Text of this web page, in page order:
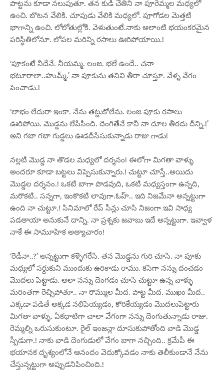
పొట్టను కూడా నలుపుతూ. తన కుడి చేతిని నా పూరెమ్మల మధ్యలో
ఉంచి. బొటన వేలికి. చూపుడు వేలికి మధ్యలో. పూగోడల మెత్తటి
భాగాన్ని ఉంచి. లోలోతుల్లోకి. వెళుతుంటే.నాకు అలాంటి భయంకరమైన
పరిస్థితిలోనూ. లోపల మరిన్ని రసాలు ఊరిపోయాయి.!
‘పూకంటే నీదేనే. నీయమ్మ. లంజ. భలే ఉందే.. చనా
భటూరాలా..హుమ్మ్.’ నా పూకును తనివి తీరా చూస్తూ. వేళ్ళ వేగం
పెంచాడు.!
‘లాభం లేదురా ఇంకా. నేను తట్టుకోలేను. లంజ పూకు రసాలు
ఊరిపోయి. మొడ్డను లేపేసింది. దెంగితేనే కానీ నా దూల తీరదు దీన్ని.!’
అని గబా గబా గుడ్డలు ఊడదీసేసుకున్నాడు రాజు గాడు!
నల్లటి మొడ్డ నా తొడల మధ్యలో దర్శనం! ఈలోగా మిగతా వాళ్ళు
అందరూ కూడా బట్టలు విప్పెసుకున్నారు.! చుట్టూ చూస్తే..అయిదు
మొడ్డల దర్శనం.! ఒకటి బాగా పొడవుది, ఒకటి మధ్యస్తంగా ఉన్నది,
మరొకటి.. సన్నగా, ఇంకొకటి లావుగా.ఓహ్.. ఇది నిజమేనా అన్నట్టుగా
ఉంది నా చుట్టూ.! సినిమాలో రేప్ సీన్లు చూసి నిజంగా ఇవి సాధ్య
పడతాయా అనుకునే దాన్ని. నా ప్రశ్నకు జవాబు ఇదే అన్నట్టుగా. ఇవ్వాళ
నాకే ఈ సామూహిక అత్యాచారం!
‘రెడీనా..?’ అన్నట్టుగా కళ్ళెగరేసి. తన మొడ్డను గురి చూసి. నా పూకు
మధ్యలో సర్దుకుని ముందుకు ఉరికాడు రాము. కసిగా నన్ను దంచడం
మొదలు పెట్టాడు. అలా నన్ను దెంగడం చూసి చుట్టూ ఉన్న వాళ్ళు
మరింతగా రెచ్చిపోతూ.. నా రొమ్ముల మీద. పొట్ట మీద. ముఖం మీద..
ఎక్కడా పడితే అక్కడ నలిపెయ్యడం, కోరికేయ్యడం మొదలుపెట్టారు
మిగతా వాళ్ళు. ఏకధాటిగా చాలా వేగంగా నన్ను దెంగుతున్నాడు రాజు.
రెమ్మల్ని ఒరుసుకుంటూ. రైల్ ఇంజన్లా దూసుకుపోతోంది వాడి మొడ్డ
స్పీడుగా.! నాకు వాడి దెంగుడులో వేగం బాగా నచ్చింది.. క్రమేపీ ఈ
భయానక దృశ్యంలోనే ఆనందం వెదుక్కోవడం నాకు తెలీకుండానే నేను
చేస్తున్నట్టుగా అప్పుడనిపించింది.!